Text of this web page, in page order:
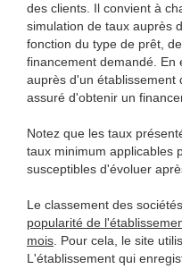
des clients. Il convient à
simulation de taux auprès
fonction du type de prêt,
financement demandé. En
auprès d'un établissement
assuré d'obtenir un
Notez que les taux
taux minimum applicables
susceptibles d'évoluer
Le classement des
popularité de
mois. Pour cela, le site
L'établissement qui